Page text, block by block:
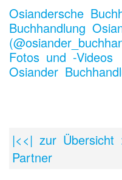
Osiandersche
Buchhandlung
Fotos und -Videos
Osiander
|<<| zur Übersicht
Partner